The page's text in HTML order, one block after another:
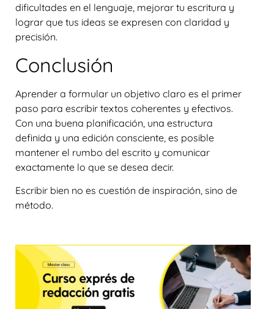
dificultades en el lenguaje, mejorar tu escritura y
lograr que tus ideas se expresen con claridad y
precisión.
Conclusión
Aprender a formular un objetivo claro es el primer
paso para escribir textos coherentes y efectivos.
Con una buena planificación, una estructura
definida y una edición consciente, es posible
mantener el rumbo del escrito y comunicar
exactamente lo que se desea decir.
Escribir bien no es cuestión de inspiración, sino de
método.